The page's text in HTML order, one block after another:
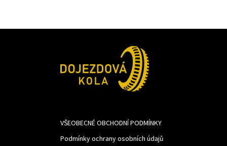
VŠEOBECNÉ OBCHODNÍ PODMÍNKY
Podmínky ochrany osobních údajů